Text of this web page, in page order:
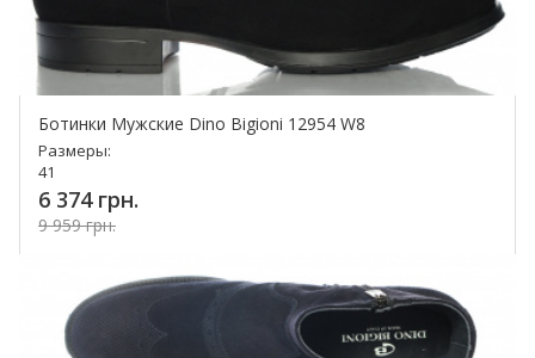
Ботинки Мужские Dino Bigioni 12954 W8
Размеры:
41
6 374 грн.
9 959 грн.